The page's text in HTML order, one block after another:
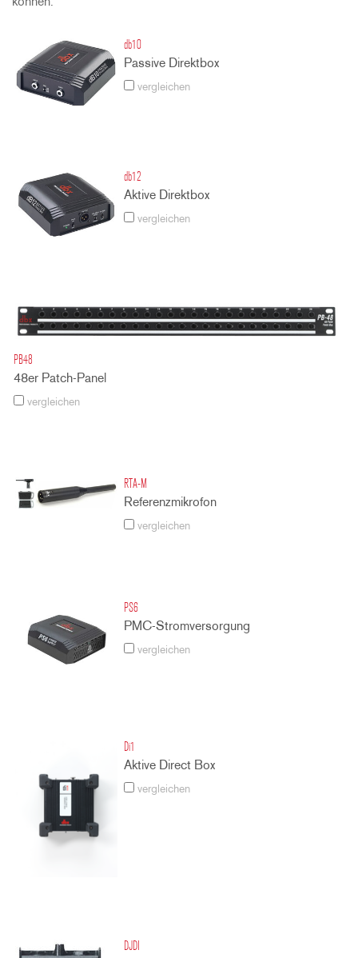
db10
Passive Direktbox
vergleichen
db12
Aktive Direktbox
vergleichen
PB48
48er Patch-Panel
vergleichen
RTA-M
Referenzmikrofon
vergleichen
PS6
PMC-Stromversorgung
vergleichen
Di1
Aktive Direct Box
vergleichen
DJDI